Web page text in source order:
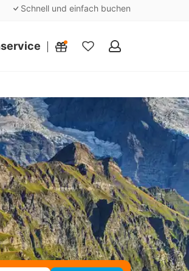
Schnell und einfach buchen
Meine